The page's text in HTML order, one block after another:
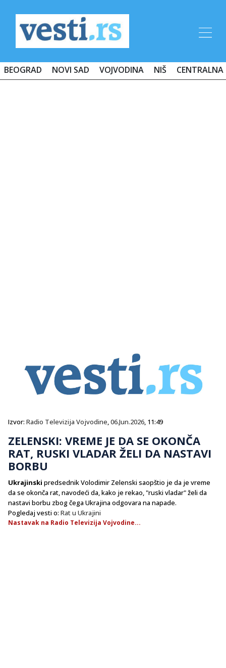
BEOGRAD NOVI SAD VOJVODINA NIŠ CENTRALNA
Izvor: Radio Televizija Vojvodine,06.Jun.2026, 11:49
ZELENSKI: VREME JE DA SE OKONČA
RAT, RUSKI VLADAR ŽELI DA NASTAVI
BORBU
Ukrajinski predsednik Volodimir Zelenski saopštio je da je vreme
da se okonča rat, navodeći da, kako je rekao, "ruski vladar" želi da
nastavi borbu zbog čega Ukrajina odgovara na napade.
Pogledaj vesti o: Rat u Ukrajini
Nastavak na Radio Televizija Vojvodine...